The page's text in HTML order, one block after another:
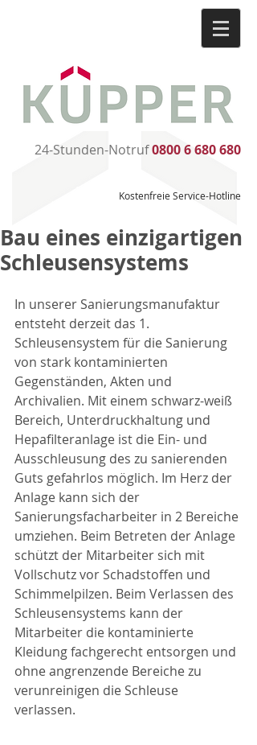
24-Stunden-Notruf0800 6 680 680
Kostenfreie Service-Hotline
Bau eines einzigartigen
Schleusensystems
In unserer Sanierungsmanufaktur
entsteht derzeit das 1.
Schleusensystem für die Sanierung
von stark kontaminierten
Gegenständen, Akten und
Archivalien. Mit einem schwarz-weiß
Bereich, Unterdruckhaltung und
Hepafilteranlage ist die Ein- und
Ausschleusung des zu sanierenden
Guts gefahrlos möglich. Im Herz der
Anlage kann sich der
Sanierungsfacharbeiter in 2 Bereiche
umziehen. Beim Betreten der Anlage
schützt der Mitarbeiter sich mit
Vollschutz vor Schadstoffen und
Schimmelpilzen. Beim Verlassen des
Schleusensystems kann der
Mitarbeiter die kontaminierte
Kleidung fachgerecht entsorgen und
ohne angrenzende Bereiche zu
verunreinigen die Schleuse
verlassen.